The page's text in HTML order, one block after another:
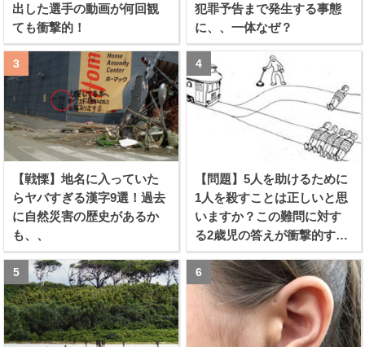
出した選手の動画が何回観
ても衝撃的！
犯罪予告まで発生する事態
に、、一体なぜ？
【戦慄】地名に入っていた
らヤバすぎる漢字9選！過去
に自然災害の歴史があるか
も、、
【問題】5人を助けるために
1人を殺すことは正しいと思
いますか？この難問に対す
る2歳児の答えが衝撃的すぎ
る！！